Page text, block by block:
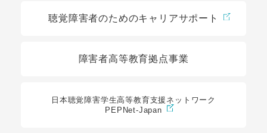
聴覚障害者のためのキャリアサポート
障害者高等教育拠点事業
日本聴覚障害学生高等教育支援ネットワーク
PEPNet-Japan